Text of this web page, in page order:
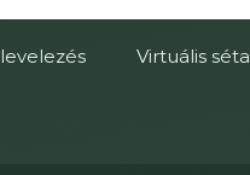
Virtuális séta